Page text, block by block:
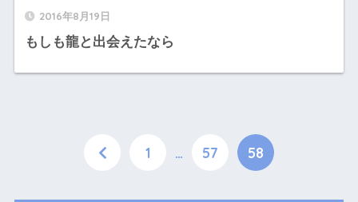
2016年8月19日
もしも龍と出会えたなら
1 … 57 58